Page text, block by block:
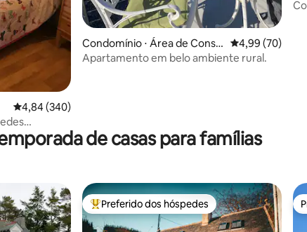
4,84 de uma avaliação média de 5, 340 avaliações
4,84 (340)
Condomínio ⋅ Área de Consel
ho de Highland
4,99 de uma
4,99 (70)
Apartamento em belo ambiente rural.
de casas para famílias
Entre os melhores preferidos dos hóspedes
Preferido dos hóspedes